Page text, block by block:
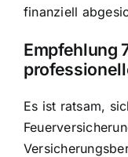
finanziell
Empfehlung
Es ist ratsam,